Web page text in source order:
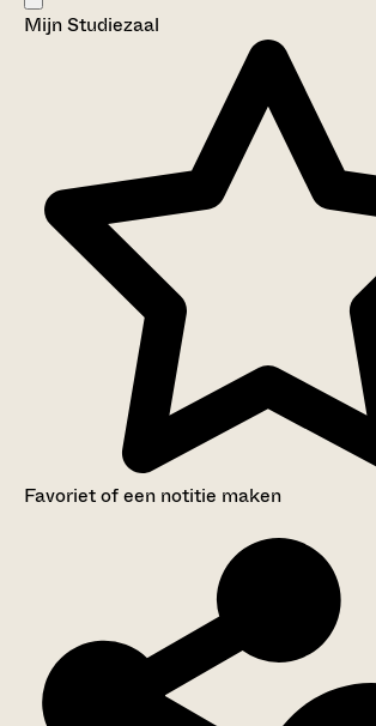
Mijn Studiezaal
Favoriet of een notitie maken